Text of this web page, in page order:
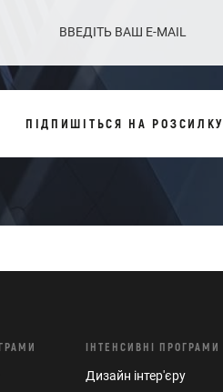
ПІДПИШІТЬСЯ НА РОЗСИЛКУ
ІНТЕНСИВНІ ПРОГРАМИ
Дизайн інтер'єру